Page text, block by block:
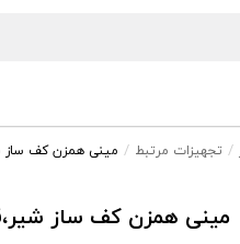
تجهیزات مرتبط مینی همزن کف ساز
مینی همزن کف ساز